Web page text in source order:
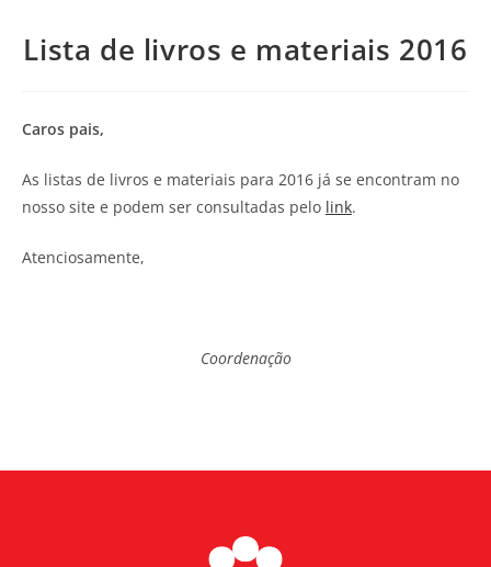
Lista de livros e materiais 2016
Caros pais,
As listas de livros e materiais para 2016 já se encontram no
nosso site e podem ser consultadas pelo link.
Atenciosamente,
Coordenação